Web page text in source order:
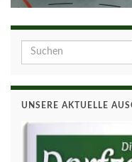
Search for:
UNSERE AKTUELLE